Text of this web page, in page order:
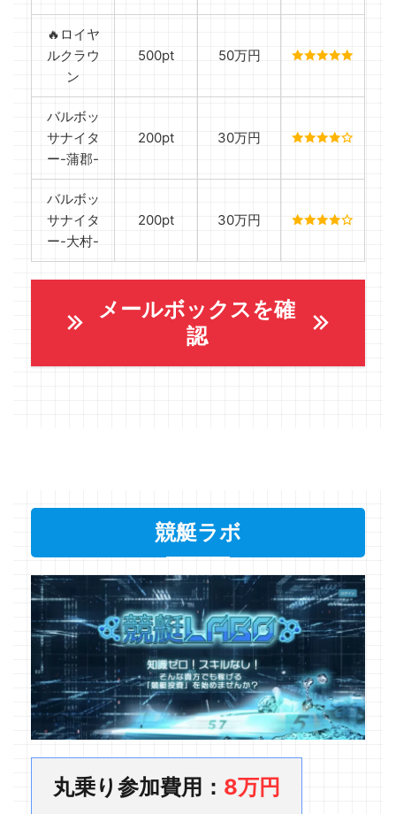
🔥ロイヤ
ルクラウ
ン
500pt 50万円
バルボッ
サナイタ
ー-蒲郡-
200pt 30万円
バルボッ
サナイタ
ー-大村-
200pt 30万円
メールボックスを確
認
競艇ラボ
丸乗り参加費用： 8万円